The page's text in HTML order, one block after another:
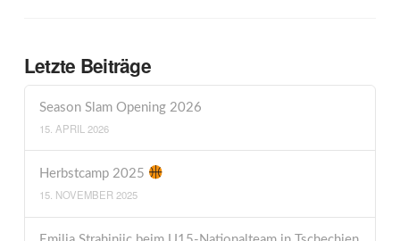
Letzte Beiträge
Season Slam Opening 2026
15. APRIL 2026
Herbstcamp 2025
15. NOVEMBER 2025